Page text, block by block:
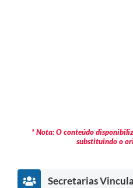
* Nota: O conteúdo
substituindo o
Secretarias